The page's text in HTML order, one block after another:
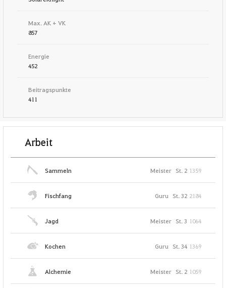
Max. AK + VK
857
Energie
452
Beitragspunkte
411
Arbeit
Sammeln Meister St. 2 1359
Fischfang Guru St. 32 2184
Jagd Meister St. 3 1064
Kochen Guru St. 34 1369
Alchemie Meister St. 2 1059